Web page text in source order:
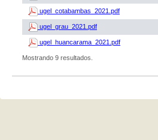
ugel_cotabambas_2021.pdf
ugel_grau_2021.pdf
ugel_huancarama_2021.pdf
Mostrando 9 resultados.